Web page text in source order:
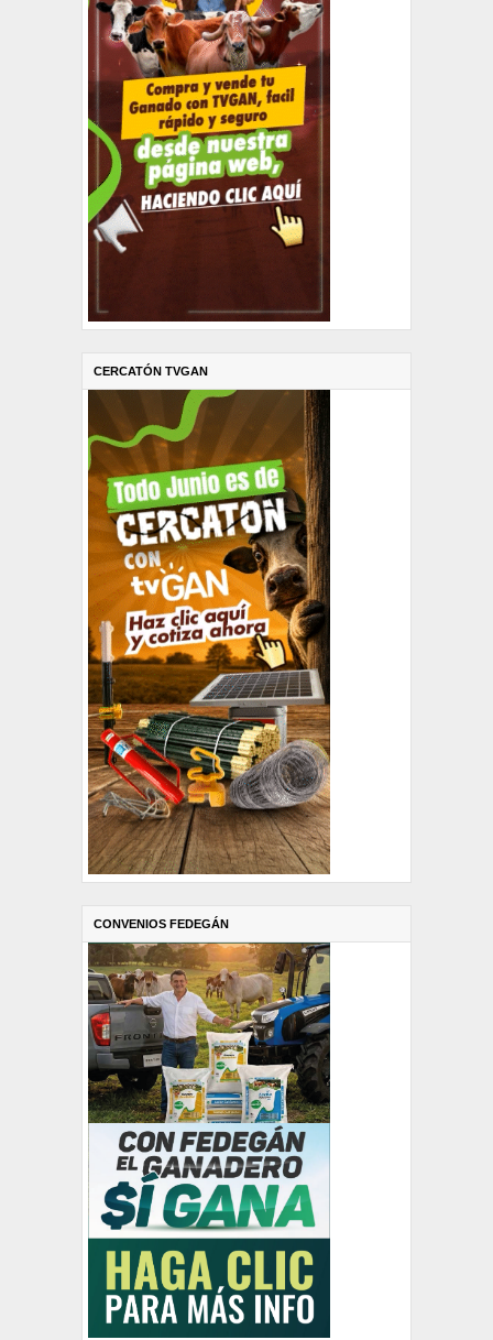
CERCATÓN TVGAN
CONVENIOS FEDEGÁN